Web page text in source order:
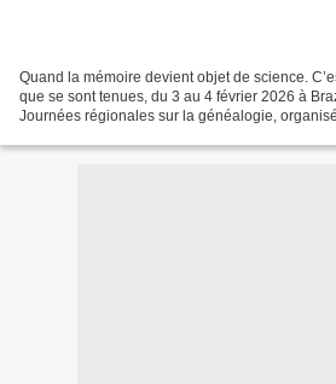
Quand la mémoire devient objet de science.
que se sont tenues, du 3 au 4 février 2026 à
Journées régionales sur la généalogie,